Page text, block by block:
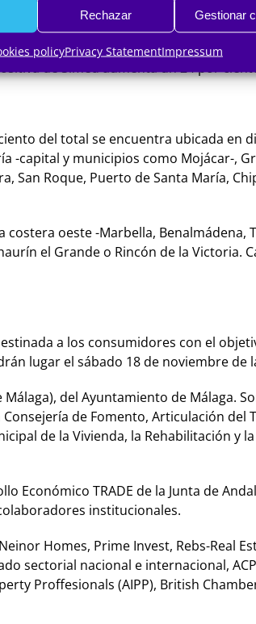
Rechazar Gestionar
policyPrivacy StatementImpressum
euros, sorteos y promociones
casas industrializadas, y
vídeos y visitas inmersivas
de Simed aumenta un 24 por
del total se encuentra ubicada
capital y municipios como Mojácar-,
San Roque, Puerto de Santa María,
oeste -Marbella,
el Grande o Rincón de la Victoria.
a los consumidores con el
lugar el sábado 18 de noviembre de
del Ayuntamiento de Málaga.
de Fomento, Articulación del
de la Vivienda, la Rehabilitación y
Económico TRADE de la Junta de
institucionales.
Homes, Prime Invest, Rebs-Real
sectorial nacional e internacional,
Proffesionals (AIPP), British